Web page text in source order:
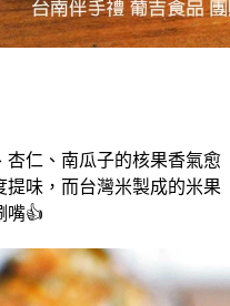
杏仁、南瓜子的核果香氣愈
味，而台灣米製成的米果
嘴👍